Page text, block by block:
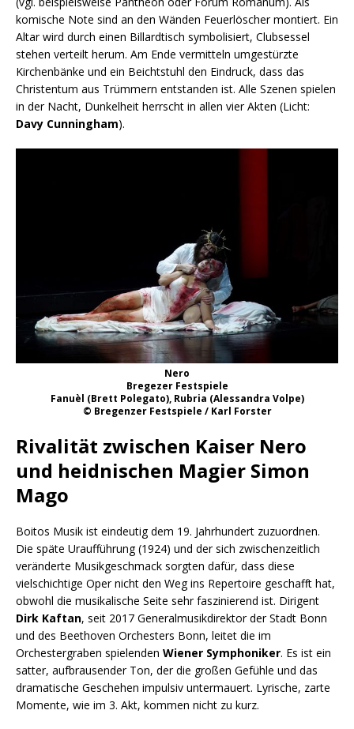
komische Note sind an den Wänden Feuerlöscher montiert. Ein
Altar wird durch einen Billardtisch symbolisiert, Clubsessel
stehen verteilt herum. Am Ende vermitteln umgestürzte
Kirchenbänke und ein Beichtstuhl den Eindruck, dass das
Christentum aus Trümmern entstanden ist. Alle Szenen spielen
in der Nacht, Dunkelheit herrscht in allen vier Akten (Licht:
Davy Cunningham).
Nero
Bregezer Festspiele
Fanuèl (Brett Polegato), Rubria (Alessandra Volpe)
© Bregenzer Festspiele / Karl Forster
Rivalität zwischen Kaiser Nero
und heidnischen Magier Simon
Mago
Boitos Musik ist eindeutig dem 19. Jahrhundert zuzuordnen.
Die späte Uraufführung (1924) und der sich zwischenzeitlich
veränderte Musikgeschmack sorgten dafür, dass diese
vielschichtige Oper nicht den Weg ins Repertoire geschafft hat,
obwohl die musikalische Seite sehr faszinierend ist. Dirigent
Dirk Kaftan, seit 2017 Generalmusikdirektor der Stadt Bonn
und des Beethoven Orchesters Bonn, leitet die im
Orchestergraben spielenden Wiener Symphoniker. Es ist ein
satter, aufbrausender Ton, der die großen Gefühle und das
dramatische Geschehen impulsiv untermauert. Lyrische, zarte
Momente, wie im 3. Akt, kommen nicht zu kurz.